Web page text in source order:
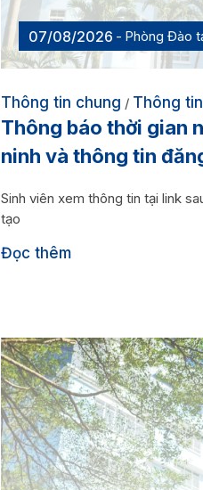
07/08/2026 Phòng Đào
Thông tin chung / Thông
Thông báo thời gian
ninh và thông tin
Sinh viên xem thông tin tại link
tạo
Đọc thêm